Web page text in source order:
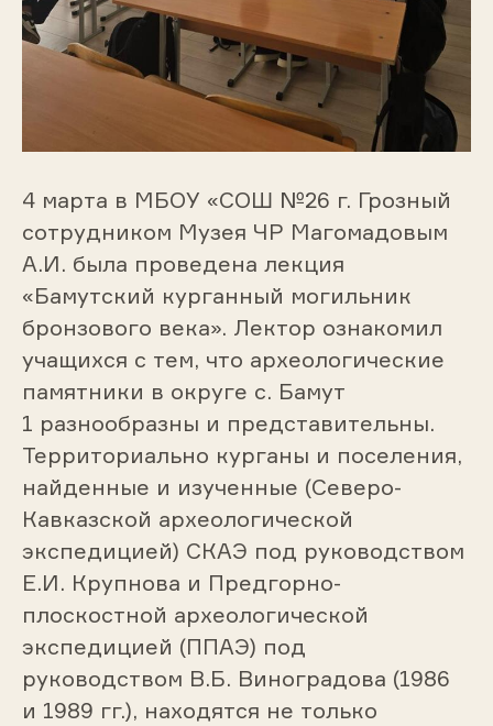
4 марта в МБОУ «СОШ №26 г. Грозный
сотрудником Музея ЧР Магомадовым
А.И. была проведена лекция
«Бамутский курганный могильник
бронзового века». Лектор ознакомил
учащихся с тем, что археологические
памятники в округе с. Бамут
1 разнообразны и представительны.
Территориально курганы и поселения,
найденные и изученные (Северо-
Кавказской археологической
экспедицией) СКАЭ под руководством
Е.И. Крупнова и Предгорно-
плоскостной археологической
экспедицией (ППАЭ) под
руководством В.Б. Виноградова (1986
и 1989 гг.), находятся не только